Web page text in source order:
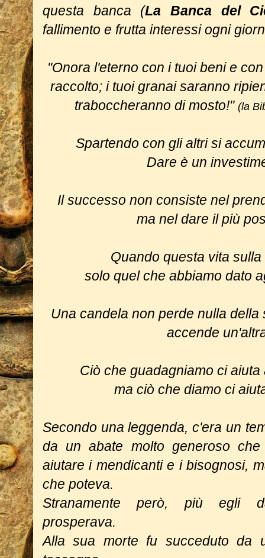
questa banca (La Banca del
fallimento e frutta interessi ogni
"Onora l'eterno con i tuoi beni e
raccolto; i tuoi granai saranno
traboccheranno di mosto!" (la
Spartendo con gli altri si
Dare è un
Il successo non consiste nel
ma nel dare il più
Quando questa vita
solo quel che abbiamo dato
Una candela non perde nulla
accende
Ciò che guadagniamo ci
ma ciò che diamo ci
Secondo una leggenda, c'era un
da un abate molto generoso
aiutare i mendicanti e i bisognosi,
che poteva.
Stranamente però, più egli
prosperava.
Alla sua morte fu succeduto da